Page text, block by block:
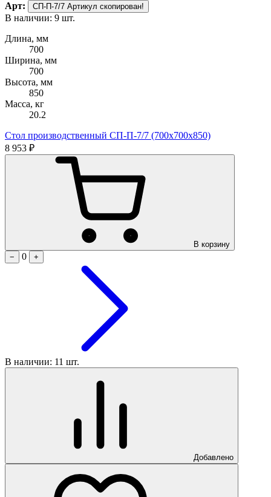
Арт: СП-П-7/7 Артикул скопирован!
В наличии: 9 шт.
Длина, мм
700
Ширина, мм
700
Высота, мм
850
Масса, кг
20.2
Стол производственный СП-П-7/7 (700х700х850)
8 953 ₽
В корзину
−
0 +
В наличии: 11 шт.
Добавлено